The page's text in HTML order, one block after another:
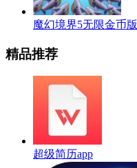
魔幻境界5无限金币版
精品推荐
超级简历app